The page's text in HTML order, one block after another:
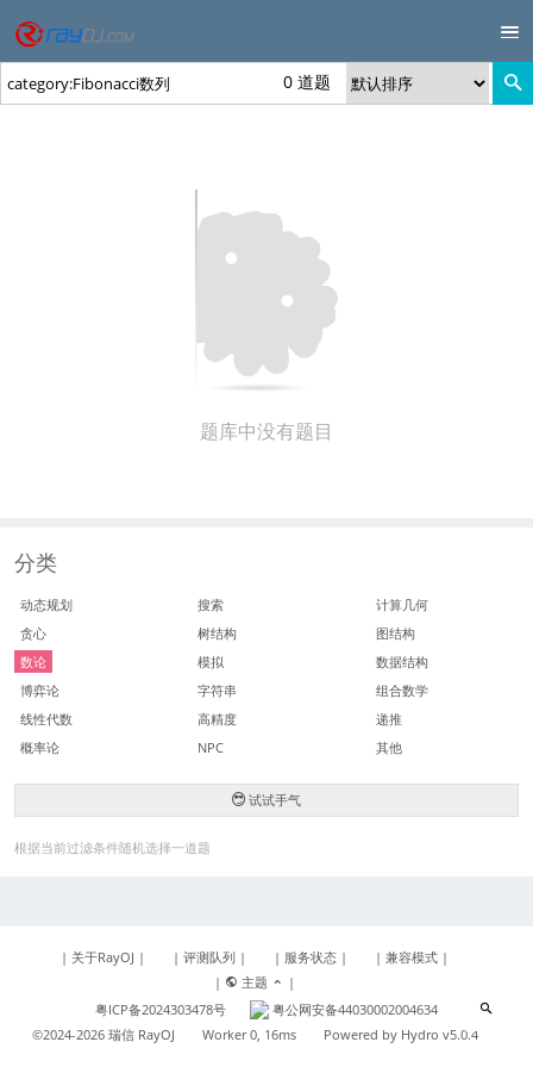
0 道题
题库中没有题目
分类
动态规划 搜索
计算几何
贪心
树结构
图结构
数论
模拟
数据结构
博弈论
字符串
组合数学
线性代数
高精度
递推
概率论
NPC 其他
试试手气
根据当前过滤条件随机选择一道题
| 关于RayOJ | | 评测队列 | | 服务状态 | | 兼容模式 |
|
主题
|
粤ICP备2024303478号
粤公网安备44030002004634
©2024-2026 瑞信 RayOJ
Worker 0, 16ms Powered by Hydro v5.0.4